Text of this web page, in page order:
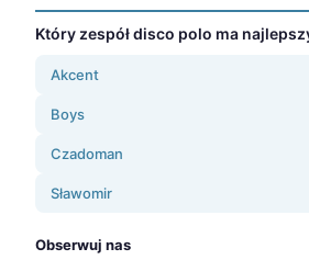
Który zespół disco polo ma
Akcent
Boys
Czadoman
Sławomir
Obserwuj nas